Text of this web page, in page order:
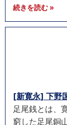
続きを読む »
[新寛永] 下野
足尾銭とは、
窮した足尾銅